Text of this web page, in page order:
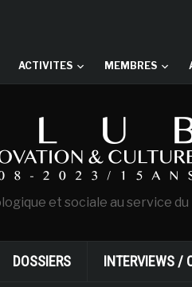
ACTIVITES MEMBRES
et sociale au service
DOSSIERS INTERVIEWS /